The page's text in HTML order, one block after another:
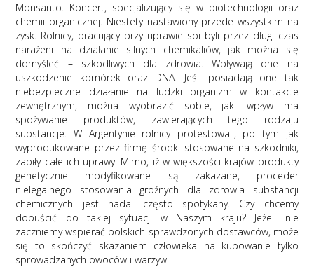
Monsanto. Koncert, specjalizujący się w biotechnologii oraz
chemii organicznej. Niestety nastawiony przede wszystkim na
zysk. Rolnicy, pracujący przy uprawie soi byli przez długi czas
narażeni na działanie silnych chemikaliów, jak można się
domyśleć – szkodliwych dla zdrowia. Wpływają one na
uszkodzenie komórek oraz DNA. Jeśli posiadają one tak
niebezpieczne działanie na ludzki organizm w kontakcie
zewnętrznym, można wyobrazić sobie, jaki wpływ ma
spożywanie produktów, zawierających tego rodzaju
substancje. W Argentynie rolnicy protestowali, po tym jak
wyprodukowane przez firmę środki stosowane na szkodniki,
zabiły całe ich uprawy. Mimo, iż w większości krajów produkty
genetycznie modyfikowane są zakazane, proceder
nielegalnego stosowania groźnych dla zdrowia substancji
chemicznych jest nadal często spotykany. Czy chcemy
dopuścić do takiej sytuacji w Naszym kraju? Jeżeli nie
zaczniemy wspierać polskich sprawdzonych dostawców, może
się to skończyć skazaniem człowieka na kupowanie tylko
sprowadzanych owoców i warzyw.